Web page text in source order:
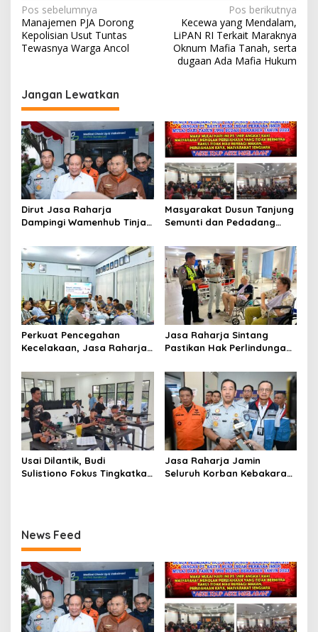
N
a
v
g
a
s
i
p
o
s
Pos sebelumnya
Manajemen PJA Dorong
Kepolisian Usut Tuntas
Tewasnya Warga Ancol
Pos berikutnya
Kecewa yang Mendalam,
LiPAN RI Terkait Maraknya
Oknum Mafia Tanah, serta
dugaan Ada Mafia Hukum
Jangan Lewatkan
Dirut Jasa Raharja
Dampingi Wamenhub Tinjau
Mutiara Sentosa II di RS
PHC Surabaya
Masyarakat Dusun Tanjung
Semunti dan Pedadang
Kontrak PT. Satya Nusa
Indah Perkasa ‎
Perkuat Pencegahan
Kecelakaan, Jasa Raharja
Fasilitas Keselamatan
Jalan di Pontianak
Jasa Raharja Sintang
Pastikan Hak Perlindungan
Lintas Terpenuhi
Usai Dilantik, Budi
Sulistiono Fokus Tingkatkan
Jasa Raharja Jamin
Seluruh Korban Kebakaran
News Feed